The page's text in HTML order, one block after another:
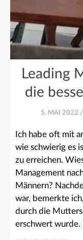
Leading
die
5. MAI 2022 /
Ich habe oft mit
wie schwierig es
zu erreichen.
Management
Männern?
war, bemerkte
durch die
erschwert wurde.